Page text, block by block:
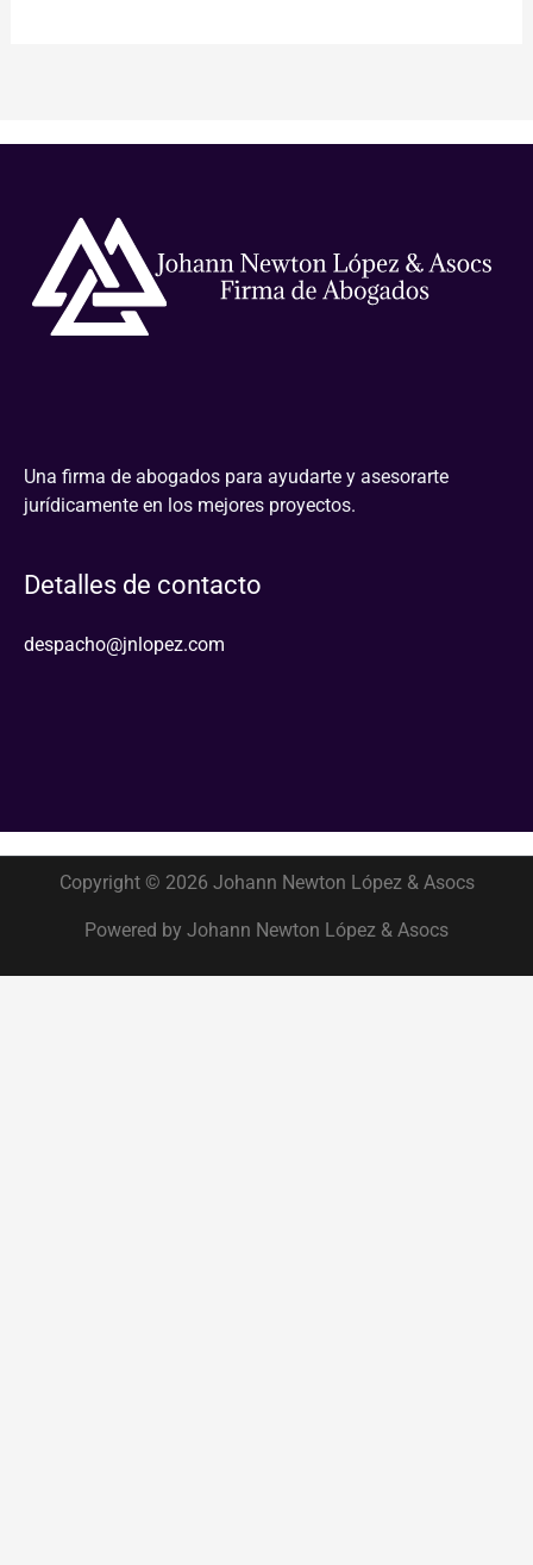
Una firma de abogados para ayudarte y asesorarte
jurídicamente en los mejores proyectos.
Detalles de contacto
despacho@jnlopez.com
Copyright © 2026 Johann Newton López & Asocs
Powered by Johann Newton López & Asocs